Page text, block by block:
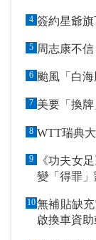
4
5 周志康不
6 颱風「白
7 美要「換
8 WTT瑞典
9
《功夫女足》香港首映
變「得罪」
10無補貼缺充電站